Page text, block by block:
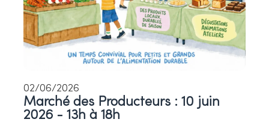
02/06/2026
Marché des Producteurs : 10 juin
2026 - 13h à 18h